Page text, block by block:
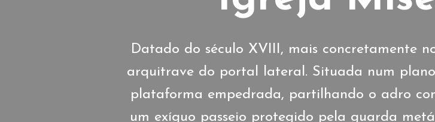
Datado do século XVIII, mais concretamente
arquitrave do portal lateral. Situada num
plataforma empedrada, partilhando o adro
um exíguo passeio protegido pela guarda